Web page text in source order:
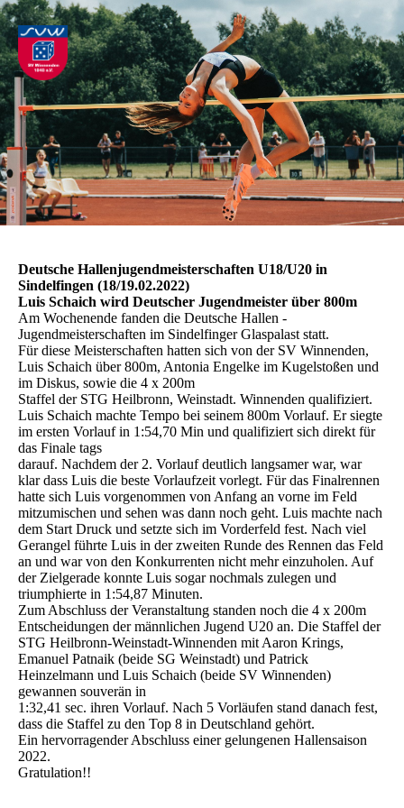
Deutsche Hallenjugendmeisterschaften U18/U20 in
Sindelfingen (18/19.02.2022)
Luis Schaich wird Deutscher Jugendmeister über 800m
Am Wochenende fanden die Deutsche Hallen -
Jugendmeisterschaften im Sindelfinger Glaspalast statt.
Für diese Meisterschaften hatten sich von der SV Winnenden,
Luis Schaich über 800m, Antonia Engelke im Kugelstoßen und
im Diskus, sowie die 4 x 200m
Staffel der STG Heilbronn, Weinstadt. Winnenden qualifiziert.
Luis Schaich machte Tempo bei seinem 800m Vorlauf. Er siegte
im ersten Vorlauf in 1:54,70 Min und qualifiziert sich direkt für
das Finale tags
darauf. Nachdem der 2. Vorlauf deutlich langsamer war, war
klar dass Luis die beste Vorlaufzeit vorlegt. Für das Finalrennen
hatte sich Luis vorgenommen von Anfang an vorne im Feld
mitzumischen und sehen was dann noch geht. Luis machte nach
dem Start Druck und setzte sich im Vorderfeld fest. Nach viel
Gerangel führte Luis in der zweiten Runde des Rennen das Feld
an und war von den Konkurrenten nicht mehr einzuholen. Auf
der Zielgerade konnte Luis sogar nochmals zulegen und
triumphierte in 1:54,87 Minuten.
Zum Abschluss der Veranstaltung standen noch die 4 x 200m
Entscheidungen der männlichen Jugend U20 an. Die Staffel der
STG Heilbronn-Weinstadt-Winnenden mit Aaron Krings,
Emanuel Patnaik (beide SG Weinstadt) und Patrick
Heinzelmann und Luis Schaich (beide SV Winnenden)
gewannen souverän in
1:32,41 sec. ihren Vorlauf. Nach 5 Vorläufen stand danach fest,
dass die Staffel zu den Top 8 in Deutschland gehört.
Ein hervorragender Abschluss einer gelungenen Hallensaison
2022.
Gratulation!!